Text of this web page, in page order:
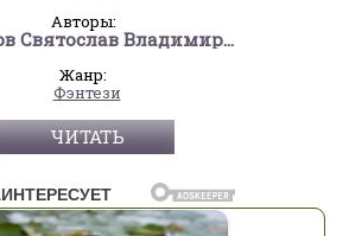
Авторы:
Логинов Святослав Владимирович
Жанр:
Фэнтези
ЧИТАТЬ